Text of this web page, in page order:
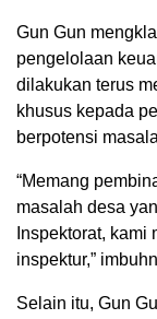
Gun Gun
pengelolaan
dilakukan terus
khusus kepada
berpotensi
“Memang
masalah desa
Inspektorat,
inspektur,”
Selain itu, Gun